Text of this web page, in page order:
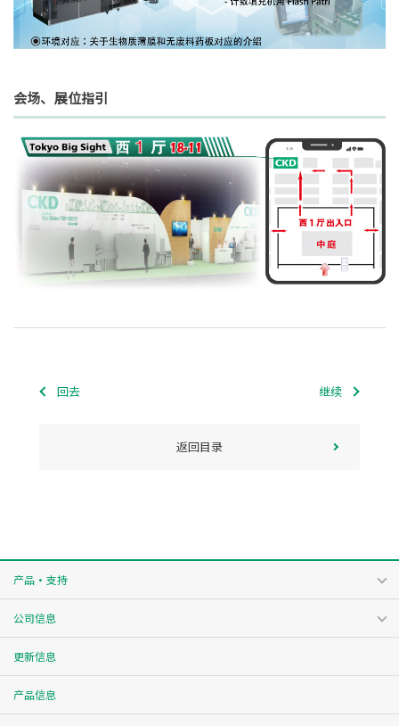
会场、展位指引
回去 继续
返回目录
产品・支持
公司信息
更新信息
产品信息